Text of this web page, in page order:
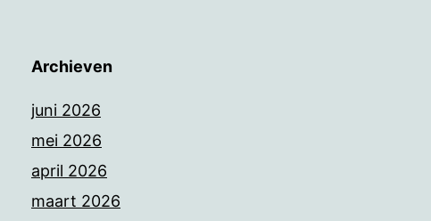
Archieven
juni 2026
mei 2026
april 2026
maart 2026